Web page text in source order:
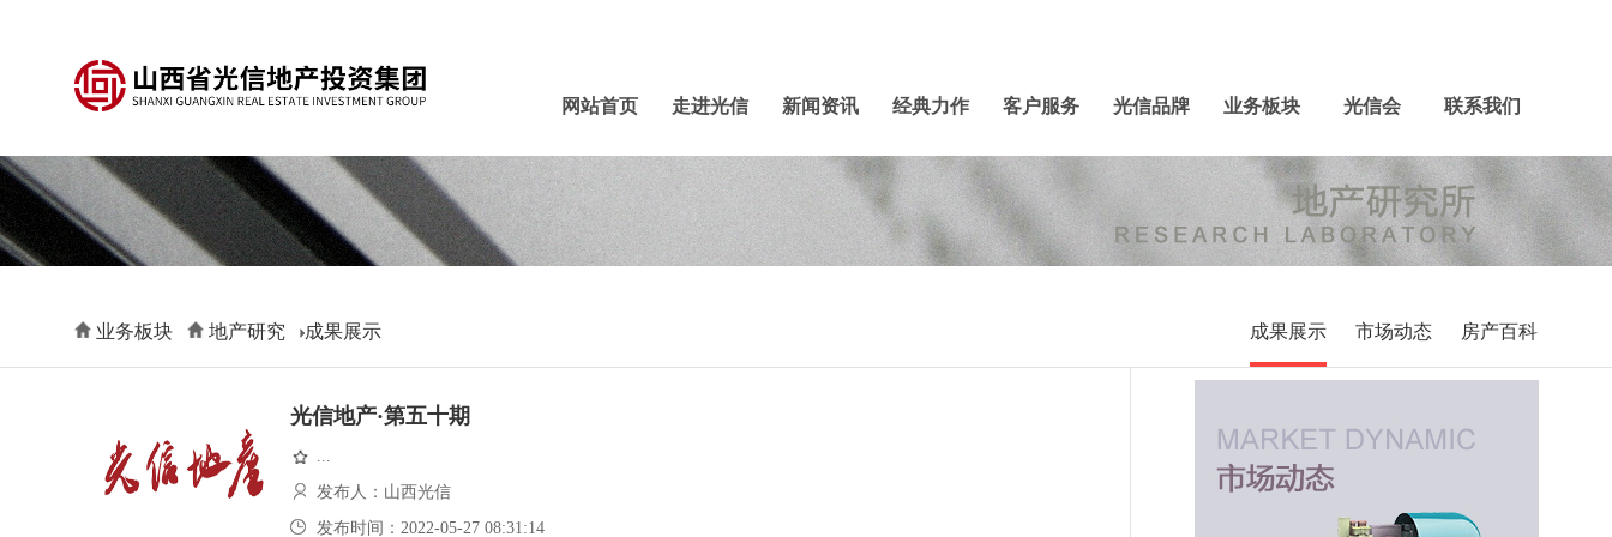
网站首页 走进光信 新闻资讯 经典力作 客户服务 光信品牌 业务板块 光信会 联系我们
业务板块 地产研究 成果展示 成果展示 市场动态 房产百科
光信地产·第五十期
...
发布人：山西光信
发布时间：2022-05-27 08:31:14